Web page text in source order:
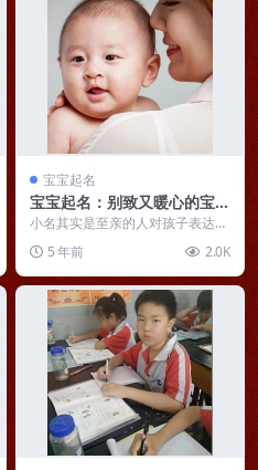
宝宝起名
宝宝起名：别致又暖心的宝宝
小名，听了都喜欢
小名其实是至亲的人对孩子表达爱
小名，有利于拉近与孩...
5 年前 2.0K